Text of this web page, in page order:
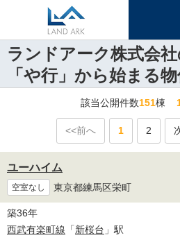
ランドアーク株式会社
「や行」から始まる
該当公開件数151棟1-
<<前へ 1 2
ユーハイム
空室なし 東京都練馬区栄町
築36年
西武有楽町線 「新桜台 」駅